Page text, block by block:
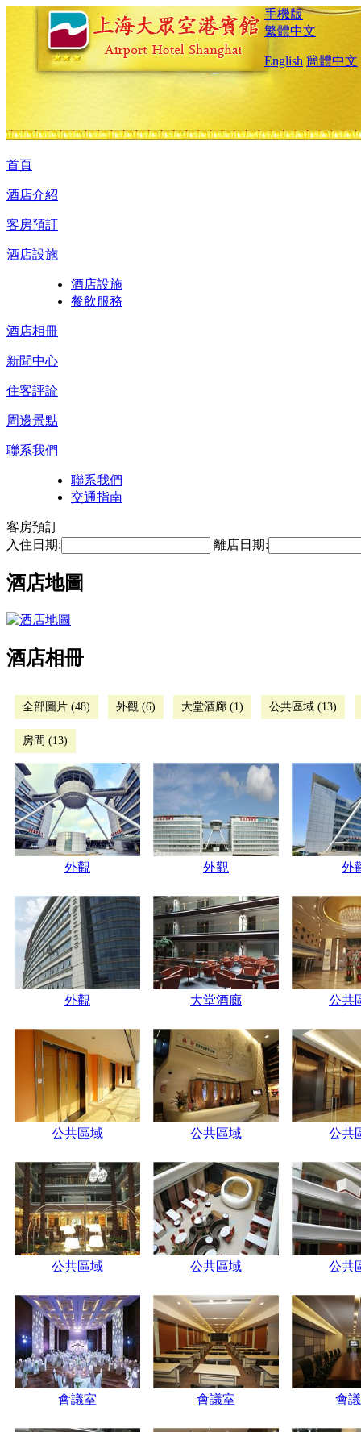
手機版
繁體中文
English 簡體中文
首頁
酒店介紹
客房預訂
酒店設施
酒店設施
餐飲服務
酒店相冊
新聞中心
住客評論
周邊景點
聯系我們
聯系我們
交通指南
客房預訂
入住日期:
離店日期:
酒店地圖
酒店相冊
全部圖片 (48) 外觀 (6) 大堂酒廊 (1) 公共區域 (13)
房間 (13)
外觀 外觀 外
外觀 大堂酒廊 公共
公共區域 公共區域 公共
公共區域 公共區域 公共
會議室 會議室 會